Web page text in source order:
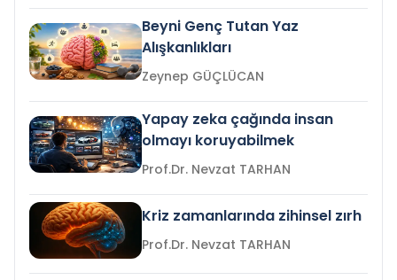
Beyni Genç Tutan Yaz
Alışkanlıkları
Zeynep GÜÇLÜCAN
Yapay zeka çağında insan
olmayı koruyabilmek
Prof.Dr. Nevzat TARHAN
Kriz zamanlarında zihinsel zırh
Prof.Dr. Nevzat TARHAN